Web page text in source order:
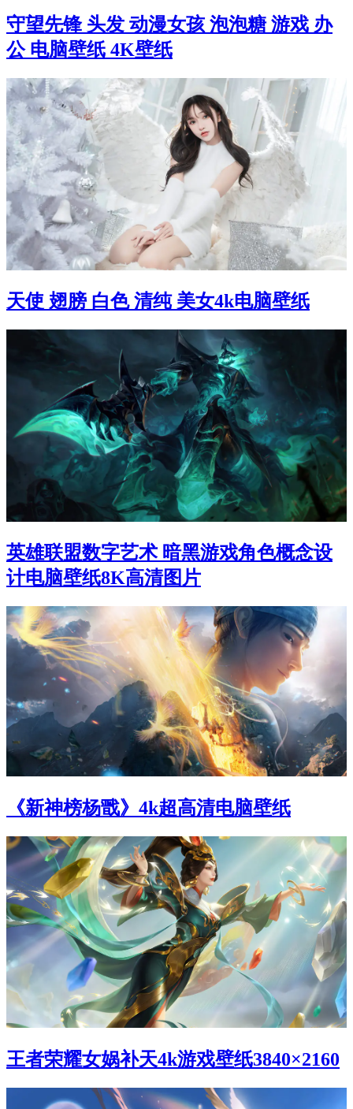
守望先锋 头发 动漫女孩 泡泡糖 游戏 办
公 电脑壁纸 4K壁纸
天使 翅膀 白色 清纯 美女4k电脑壁纸
英雄联盟数字艺术 暗黑游戏角色概念设
计电脑壁纸8K高清图片
《新神榜杨戬》4k超高清电脑壁纸
王者荣耀女娲补天4k游戏壁纸3840×2160